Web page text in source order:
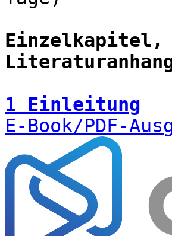
Einzelkapitel,
1 Einleitung
E-Book/PDF-